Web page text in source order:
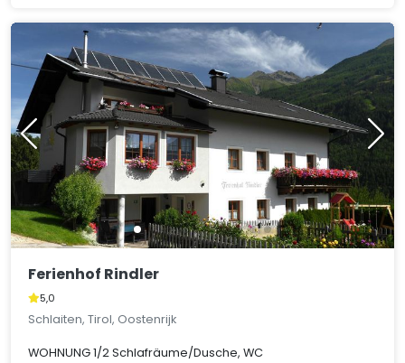
Ferienhof Rindler
5,0
Schlaiten, Tirol, Oostenrijk
WOHNUNG 1/2 Schlafräume/Dusche, WC